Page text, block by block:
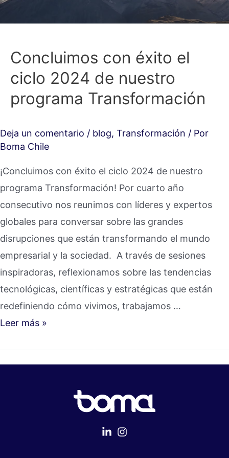
Concluimos con éxito el
ciclo 2024 de nuestro
programa Transformación
Deja un comentario / blog, Transformación / Por
Boma Chile
¡Concluimos con éxito el ciclo 2024 de nuestro
programa Transformación! Por cuarto año
consecutivo nos reunimos con líderes y expertos
globales para conversar sobre las grandes
disrupciones que están transformando el mundo
empresarial y la sociedad. A través de sesiones
inspiradoras, reflexionamos sobre las tendencias
tecnológicas, científicas y estratégicas que están
redefiniendo cómo vivimos, trabajamos …
Leer más »